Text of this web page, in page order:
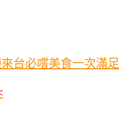
台必嚐美食一次滿足